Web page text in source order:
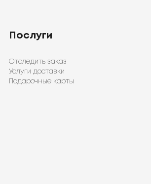
Послуги
Отследить заказ
Услуги доставки
Подарочные карты